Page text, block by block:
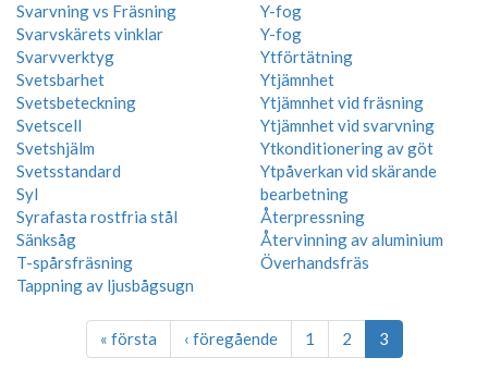
Svarvning vs Fräsning
Svarvskärets vinklar
Svarvverktyg
Svetsbarhet
Svetsbeteckning
Svetscell
Svetshjälm
Svetsstandard
Syl
Syrafasta rostfria stål
Sänksåg
T-spårsfräsning
Tappning av ljusbågsugn
Y-fog
Y-fog
Ytförtätning
Ytjämnhet
Ytjämnhet vid fräsning
Ytjämnhet vid svarvning
Ytkonditionering av göt
Ytpåverkan vid skärande
bearbetning
Återpressning
Återvinning av aluminium
Överhandsfräs
« första ‹ föregående 1 2 3